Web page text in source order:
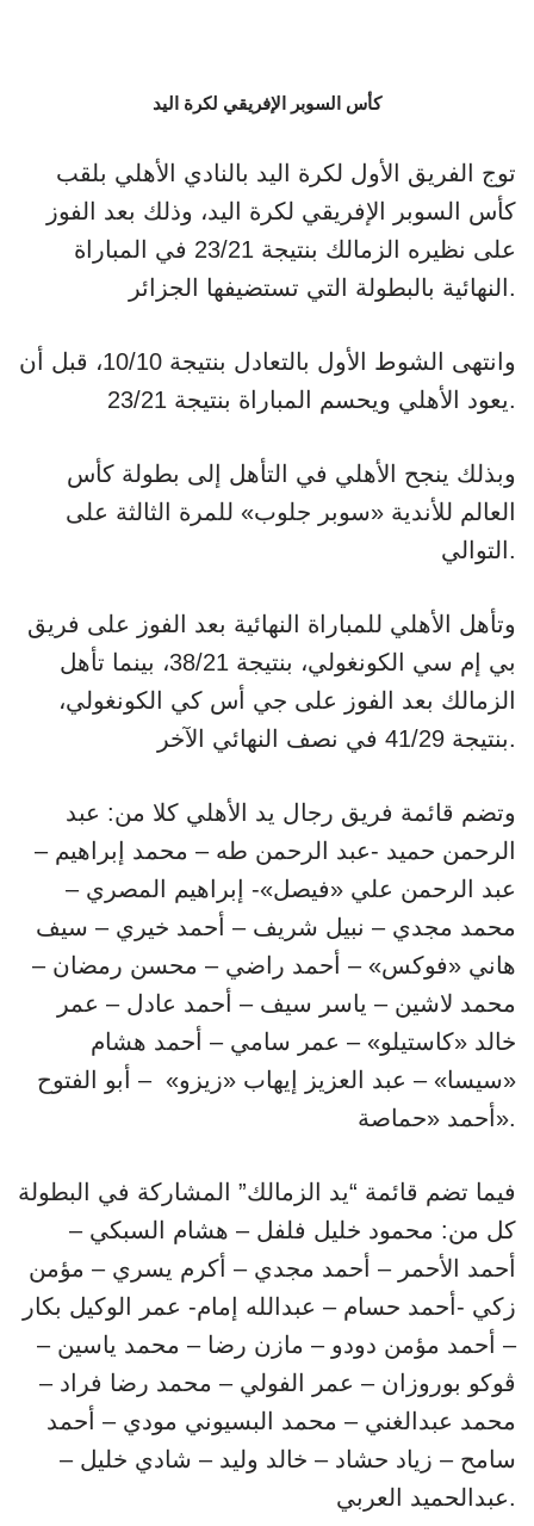
كأس السوبر الإفريقي لكرة اليد
توج الفريق الأول لكرة اليد بالنادي الأهلي بلقب
كأس السوبر الإفريقي لكرة اليد، وذلك بعد الفوز
على نظيره الزمالك بنتيجة 23/21 في المباراة
النهائية بالبطولة التي تستضيفها الجزائر.
وانتهى الشوط الأول بالتعادل بنتيجة 10/10، قبل أن
يعود الأهلي ويحسم المباراة بنتيجة 23/21.
وبذلك ينجح الأهلي في التأهل إلى بطولة كأس
العالم للأندية «سوبر جلوب» للمرة الثالثة على
التوالي.
وتأهل الأهلي للمباراة النهائية بعد الفوز على فريق
بي إم سي الكونغولي، بنتيجة 38/21، بينما تأهل
الزمالك بعد الفوز على جي أس كي الكونغولي،
بنتيجة 41/29 في نصف النهائي الآخر.
وتضم قائمة فريق رجال يد الأهلي كلا من: عبد
الرحمن حميد -عبد الرحمن طه – محمد إبراهيم –
عبد الرحمن علي «فيصل»- إبراهيم المصري –
محمد مجدي – نبيل شريف – أحمد خيري – سيف
هاني «فوكس» – أحمد راضي – محسن رمضان –
محمد لاشين – ياسر سيف – أحمد عادل – عمر
خالد «كاستيلو» – عمر سامي – أحمد هشام
«سيسا» – عبد العزيز إيهاب «زيزو» – أبو الفتوح
أحمد «حماصة».
فيما تضم قائمة “يد الزمالك” المشاركة في البطولة
كل من: محمود خليل فلفل – هشام السبكي –
أحمد الأحمر – أحمد مجدي – أكرم يسري – مؤمن
زكي -أحمد حسام – عبدالله إمام- عمر الوكيل بكار
– أحمد مؤمن دودو – مازن رضا – محمد ياسين –
ڤوكو بوروزان – عمر الفولي – محمد رضا فراد –
محمد عبدالغني – محمد البسيوني مودي – أحمد
سامح – زياد حشاد – خالد وليد – شادي خليل –
عبدالحميد العربي.